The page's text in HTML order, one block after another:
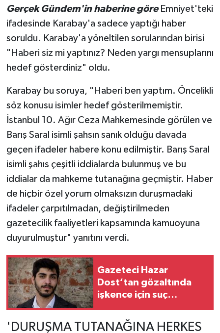
Gerçek Gündem'in haberine göreEmniyet'teki
ifadesinde Karabay'a sadece yaptığı haber
soruldu. Karabay'a yöneltilen sorularından birisi
"Haberi siz mi yaptınız? Neden yargı mensuplarını
hedef gösterdiniz" oldu.
Karabay bu soruya, "Haberi ben yaptım. Öncelikli
söz konusu isimler hedef gösterilmemiştir.
İstanbul 10. Ağır Ceza Mahkemesinde görülen ve
Barış Saral isimli şahsın sanık olduğu davada
geçen ifadeler habere konu edilmiştir. Barış Saral
isimli şahıs çeşitli iddialarda bulunmuş ve bu
iddialar da mahkeme tutanağına geçmiştir. Haber
de hiçbir özel yorum olmaksızın duruşmadaki
ifadeler çarpıtılmadan, değiştirilmeden
gazetecilik faaliyetleri kapsamında kamuoyuna
duyurulmuştur" yanıtını verdi.
Gazeteci Hazar
Dost’tan gözaltında
işkence için suç
'DURUŞMA TUTANAĞINA HERKES